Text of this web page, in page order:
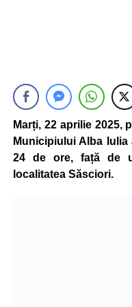
Marți, 22 aprilie
Municipiului Alba
24 de ore, față de
localitatea Săsciori.